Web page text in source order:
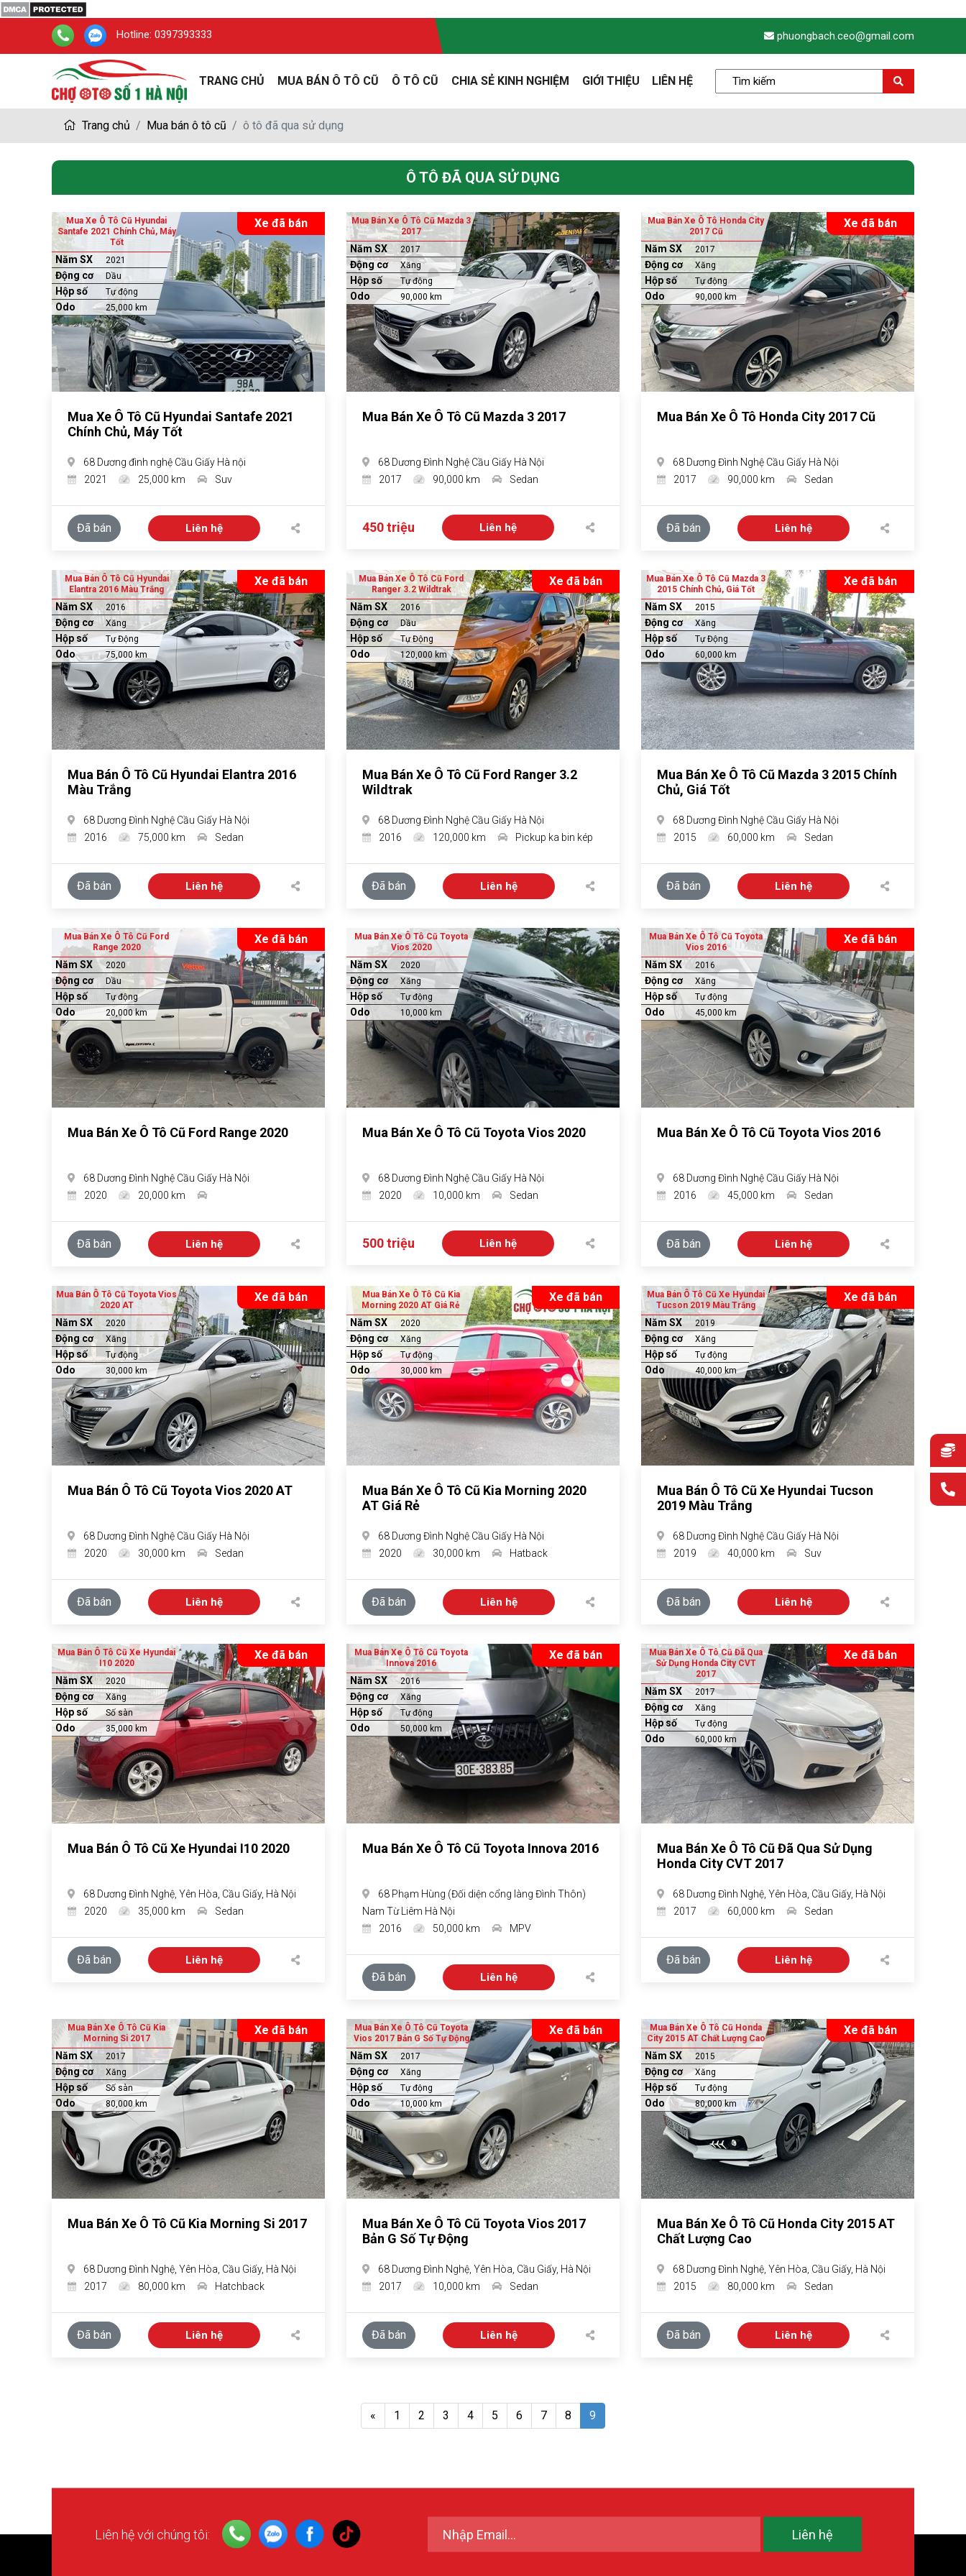
Hotline: 0397393333 phuongbach.ceo@gmail.com
TRANG CHỦ MUA BÁN Ô TÔ CŨ Ô TÔ CŨ CHIA SẺ KINH NGHIỆM GIỚI THIỆU LIÊN HỆ
Trang chủ Mua bán ô tô cũ ô tô đã qua sử dụng
Ô TÔ ĐÃ QUA SỬ DỤNG
Xe đã bán
Mua Xe Ô Tô Cũ Hyundai
Santafe 2021 Chính Chủ, Máy
Tốt
Năm SX 2021
Động cơ Dầu
Hộp số Tự động
Odo 25,000 km
Mua Xe Ô Tô Cũ Hyundai Santafe 2021
Chính Chủ, Máy Tốt
68 Dương đình nghệ Cầu Giấy Hà nội
2021
25,000 km Suv
Đã bán Liên hệ
Mua Bán Xe Ô Tô Cũ Mazda 3
2017
Năm SX 2017
Động cơ Xăng
Hộp số Tự động
Odo 90,000 km
Mua Bán Xe Ô Tô Cũ Mazda 3 2017
68 Dương Đình Nghệ Cầu Giấy Hà Nội
2017
90,000 km Sedan
450 triệu Liên hệ
Xe đã bán
Mua Bán Xe Ô Tô Honda City
2017 Cũ
Năm SX 2017
Động cơ Xăng
Hộp số Tự động
Odo 90,000 km
Mua Bán Xe Ô Tô Honda City 2017 Cũ
68 Dương Đình Nghệ Cầu Giấy Hà Nội
2017
90,000 km Sedan
Đã bán Liên hệ
Xe đã bán
Mua Bán Ô Tô Cũ Hyundai
Elantra 2016 Màu Trắng
Năm SX 2016
Động cơ Xăng
Hộp số Tự Động
Odo 75,000 km
Mua Bán Ô Tô Cũ Hyundai Elantra 2016
Màu Trắng
68 Dương Đình Nghệ Cầu Giấy Hà Nội
2016
75,000 km Sedan
Đã bán Liên hệ
Xe đã bán
Mua Bán Xe Ô Tô Cũ Ford
Ranger 3.2 Wildtrak
Năm SX 2016
Động cơ Dầu
Hộp số Tự Động
Odo 120,000 km
Mua Bán Xe Ô Tô Cũ Ford Ranger 3.2
Wildtrak
68 Dương Đình Nghệ Cầu Giấy Hà Nội
2016
120,000 km Pickup ka bin kép
Đã bán Liên hệ
Xe đã bán
Mua Bán Xe Ô Tô Cũ Mazda 3
2015 Chính Chủ, Giá Tốt
Năm SX 2015
Động cơ Xăng
Hộp số Tự Động
Odo 60,000 km
Mua Bán Xe Ô Tô Cũ Mazda 3 2015 Chính
Chủ, Giá Tốt
68 Dương Đình Nghệ Cầu Giấy Hà Nội
2015
60,000 km Sedan
Đã bán Liên hệ
Xe đã bán
Mua Bán Xe Ô Tô Cũ Ford
Range 2020
Năm SX 2020
Động cơ Dầu
Hộp số Tự động
Odo 20,000 km
Mua Bán Xe Ô Tô Cũ Ford Range 2020
68 Dương Đình Nghệ Cầu Giấy Hà Nội
2020
20,000 km
Đã bán Liên hệ
Mua Bán Xe Ô Tô Cũ Toyota
Vios 2020
Năm SX 2020
Động cơ Xăng
Hộp số Tự động
Odo 10,000 km
Mua Bán Xe Ô Tô Cũ Toyota Vios 2020
68 Dương Đình Nghệ Cầu Giấy Hà Nội
2020
10,000 km Sedan
500 triệu Liên hệ
Xe đã bán
Mua Bán Xe Ô Tô Cũ Toyota
Vios 2016
Năm SX 2016
Động cơ Xăng
Hộp số Tự động
Odo 45,000 km
Mua Bán Xe Ô Tô Cũ Toyota Vios 2016
68 Dương Đình Nghệ Cầu Giấy Hà Nội
2016
45,000 km Sedan
Đã bán Liên hệ
Xe đã bán
Mua Bán Ô Tô Cũ Toyota Vios
2020 AT
Năm SX 2020
Động cơ Xăng
Hộp số Tự động
Odo 30,000 km
Mua Bán Ô Tô Cũ Toyota Vios 2020 AT
68 Dương Đình Nghệ Cầu Giấy Hà Nội
2020
30,000 km Sedan
Đã bán Liên hệ
Xe đã bán
Mua Bán Xe Ô Tô Cũ Kia
Morning 2020 AT Giá Rẻ
Năm SX 2020
Động cơ Xăng
Hộp số Tự động
Odo 30,000 km
Mua Bán Xe Ô Tô Cũ Kia Morning 2020
AT Giá Rẻ
68 Dương Đình Nghệ Cầu Giấy Hà Nội
2020
30,000 km Hatback
Đã bán Liên hệ
Xe đã bán
Mua Bán Ô Tô Cũ Xe Hyundai
Tucson 2019 Màu Trắng
Năm SX 2019
Động cơ Xăng
Hộp số Tự động
Odo 40,000 km
Mua Bán Ô Tô Cũ Xe Hyundai Tucson
2019 Màu Trắng
68 Dương Đình Nghệ Cầu Giấy Hà Nội
2019
40,000 km Suv
Đã bán Liên hệ
Xe đã bán
Mua Bán Ô Tô Cũ Xe Hyundai
I10 2020
Năm SX 2020
Động cơ Xăng
Hộp số Số sàn
Odo 35,000 km
Mua Bán Ô Tô Cũ Xe Hyundai I10 2020
68 Dương Đình Nghệ, Yên Hòa, Cầu Giấy, Hà Nội
2020
35,000 km Sedan
Đã bán Liên hệ
Xe đã bán
Mua Bán Xe Ô Tô Cũ Toyota
Innova 2016
Năm SX 2016
Động cơ Xăng
Hộp số Tự động
Odo 50,000 km
Mua Bán Xe Ô Tô Cũ Toyota Innova 2016
68 Phạm Hùng (Đối diện cổng làng Đình Thôn)
Nam Từ Liêm Hà Nội
2016
50,000 km MPV
Đã bán Liên hệ
Xe đã bán
Mua Bán Xe Ô Tô Cũ Đã Qua
Sử Dụng Honda City CVT
2017
Năm SX 2017
Động cơ Xăng
Hộp số Tự động
Odo 60,000 km
Mua Bán Xe Ô Tô Cũ Đã Qua Sử Dụng
Honda City CVT 2017
68 Dương Đình Nghệ, Yên Hòa, Cầu Giấy, Hà Nội
2017
60,000 km Sedan
Đã bán Liên hệ
Xe đã bán
Mua Bán Xe Ô Tô Cũ Kia
Morning Si 2017
Năm SX 2017
Động cơ Xăng
Hộp số Số sàn
Odo 80,000 km
Mua Bán Xe Ô Tô Cũ Kia Morning Si 2017
68 Dương Đình Nghệ, Yên Hòa, Cầu Giấy, Hà Nội
2017
80,000 km Hatchback
Đã bán Liên hệ
Xe đã bán
Mua Bán Xe Ô Tô Cũ Toyota
Vios 2017 Bản G Số Tự Động
Năm SX 2017
Động cơ Xăng
Hộp số Tự động
Odo 10,000 km
Mua Bán Xe Ô Tô Cũ Toyota Vios 2017
Bản G Số Tự Động
68 Dương Đình Nghệ, Yên Hòa, Cầu Giấy, Hà Nội
2017
10,000 km Sedan
Đã bán Liên hệ
Xe đã bán
Mua Bán Xe Ô Tô Cũ Honda
City 2015 AT Chất Lượng Cao
Năm SX 2015
Động cơ Xăng
Hộp số Tự động
Odo 80,000 km
Mua Bán Xe Ô Tô Cũ Honda City 2015 AT
Chất Lượng Cao
68 Dương Đình Nghệ, Yên Hòa, Cầu Giấy, Hà Nội
2015
80,000 km Sedan
Đã bán Liên hệ
« 1 2 3 4 5 6 7 8 9
Liên hệ với chúng tôi: Liên hệ